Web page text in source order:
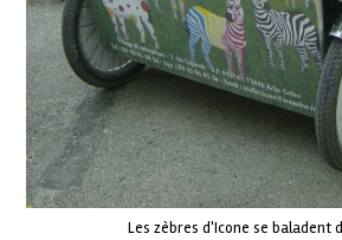
Les zèbres d'Icone se baladent